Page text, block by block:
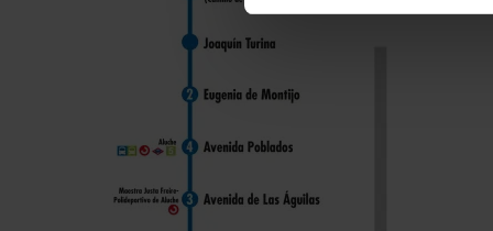
La publicidad digital
para mantener activa esta
el seguimiento y análisis de
opción